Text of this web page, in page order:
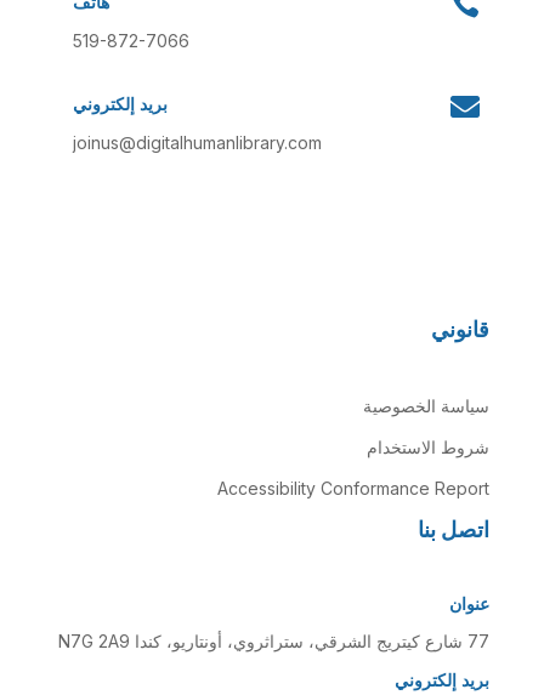
519-872-7066

بريد إلكتروني
joinus@digitalhumanlibrary.com
قانوني
سياسة الخصوصية
شروط الاستخدام
Accessibility Conformance Report
اتصل بنا
عنوان
77 شارع كيتريج الشرقي، ستراثروي، أونتاريو، كندا N7G 2A9
بريد إلكتروني